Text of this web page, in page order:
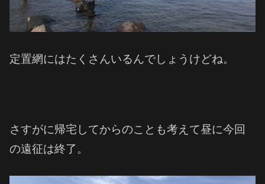
定置網にはたくさんいるんでしょうけどね。
さすがに帰宅してからのことも考えて昼に今回
の遠征は終了。